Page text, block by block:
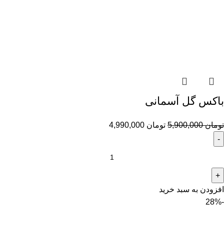
باکس گل آسمانی
تومان5,900,000 تومان
افزودن به سبد خرید
-28%